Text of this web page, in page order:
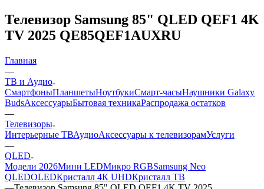
Телевизор Samsung 85" QLED QEF1 4K
TV 2025 QE85QEF1AUXRU
Главная
—
ТВ и Аудио
СмартфоныПланшетыНоутбукиСмарт-часыНаушники Galaxy
BudsАксессуарыБытовая техникаРаспродажа остатков
—
Телевизоры
Интерьерные ТВАудиоАксессуары к телевизорамУслуги
—
QLED
Модели 2026Мини LEDМикро RGBSamsung Neo
QLEDOLEDКристалл 4К UHDКристалл ТВ